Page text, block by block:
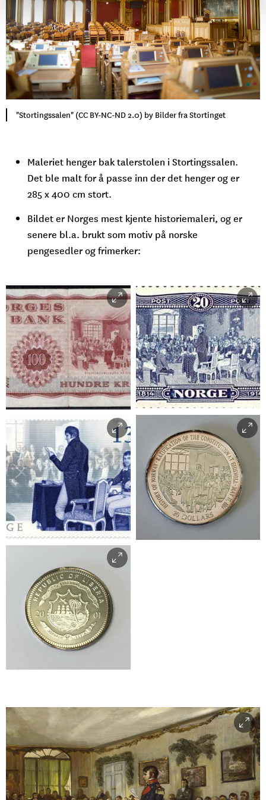
"Stortingssalen" (CC BY-NC-ND 2.0) by Bilder fra Stortinget
Maleriet henger bak talerstolen i Stortingssalen.
Det ble malt for å passe inn der det henger og er
285 x 400 cm stort.
Bildet er Norges mest kjente historiemaleri, og er
senere bl.a. brukt som motiv på norske
pengesedler og frimerker: